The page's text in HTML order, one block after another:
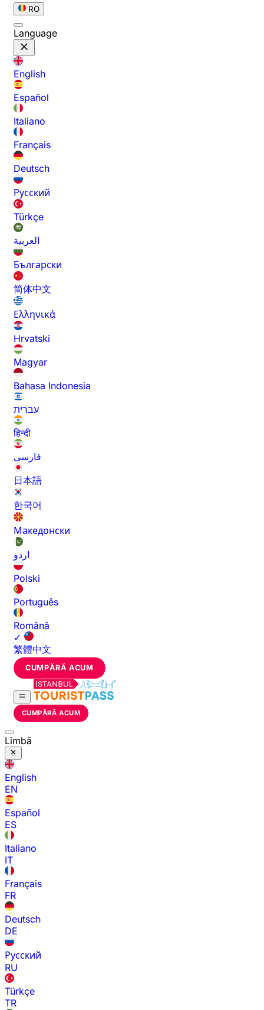
RO
Language
English
Español
Italiano
Français
Deutsch
Русский
Türkçe
العربية
Български
简体中文
Ελληνικά
Hrvatski
Magyar
Bahasa Indonesia
עברית
हिन्दी
فارسی
日本語
한국어
Македонски
اردو
Polski
Português
Română
✓
繁體中文
CUMPĂRĂ ACUM
CUMPĂRĂ ACUM
Limbă
English
EN
Español
ES
Italiano
IT
Français
FR
Deutsch
DE
Русский
RU
Türkçe
TR